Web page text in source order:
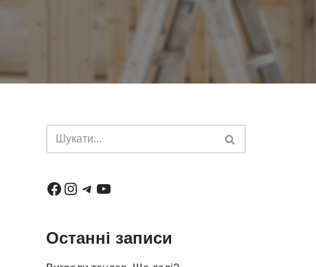
Останні записи